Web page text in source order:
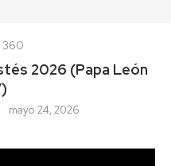
360
2026 (Papa León
mayo 24, 2026